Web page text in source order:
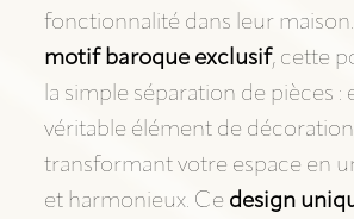
fonctionnalité dans leur
motif baroque exclusif, cette
la simple séparation de pièces :
véritable élément de
transformant votre espace en
et harmonieux. Ce design